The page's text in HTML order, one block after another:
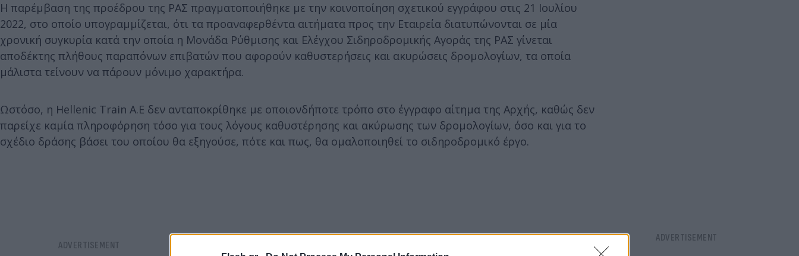
Η παρέμβαση της προέδρου της ΡΑΣ πραγματοποιήθηκε με την κοινοποίηση σχετικού εγγράφου στις 21 Ιουλίου
2022, στο οποίο υπογραμμίζεται, ότι τα προαναφερθέντα αιτήματα προς την Εταιρεία διατυπώνονται σε μία
χρονική συγκυρία κατά την οποία η Μονάδα Ρύθμισης και Ελέγχου Σιδηροδρομικής Αγοράς της ΡΑΣ γίνεται
αποδέκτης πλήθους παραπόνων επιβατών που αφορούν καθυστερήσεις και ακυρώσεις δρομολογίων, τα οποία
μάλιστα τείνουν να πάρουν μόνιμο χαρακτήρα.
Ωστόσο, η Hellenic Train A.E δεν ανταποκρίθηκε με οποιονδήποτε τρόπο στο έγγραφο αίτημα της Αρχής, καθώς δεν
παρείχε καμία πληροφόρηση τόσο για τους λόγους καθυστέρησης και ακύρωσης των δρομολογίων, όσο και για το
σχέδιο δράσης βάσει του οποίου θα εξηγούσε, πότε και πως, θα ομαλοποιηθεί το σιδηροδρομικό έργο.